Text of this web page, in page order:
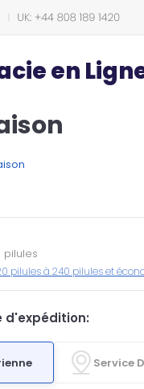
en
pilules
pilules à 240 pilules et
d'expédition:
Service